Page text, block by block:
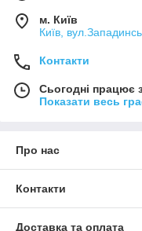
м. Київ
Київ,
Контакти
Сьогодні працює
Показати весь
Про нас
Контакти
Доставка та оплата